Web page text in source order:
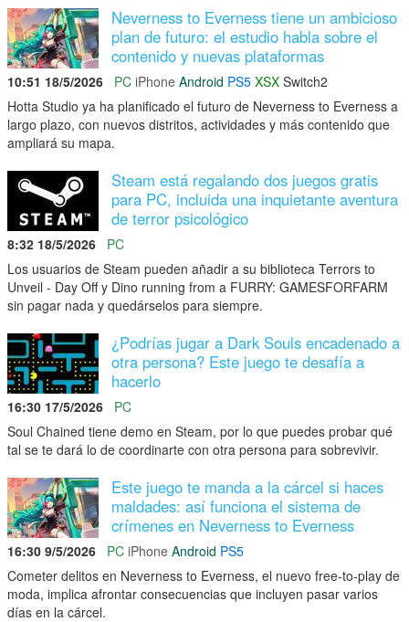
Neverness to Everness tiene un ambicioso
plan de futuro: el estudio habla sobre el
contenido y nuevas plataformas
10:51 18/5/2026 PC iPhone Android PS5 XSX Switch2
Hotta Studio ya ha planificado el futuro de Neverness to Everness a
largo plazo, con nuevos distritos, actividades y más contenido que
ampliará su mapa.
Steam está regalando dos juegos gratis
para PC, incluida una inquietante aventura
de terror psicológico
8:32 18/5/2026
PC
Los usuarios de Steam pueden añadir a su biblioteca Terrors to
Unveil - Day Off y Dino running from a FURRY: GAMESFORFARM
sin pagar nada y quedárselos para siempre.
¿Podrías jugar a Dark Souls encadenado a
otra persona? Este juego te desafía a
hacerlo
16:30 17/5/2026
PC
Soul Chained tiene demo en Steam, por lo que puedes probar qué
tal se te dará lo de coordinarte con otra persona para sobrevivir.
Este juego te manda a la cárcel si haces
maldades: así funciona el sistema de
crímenes en Neverness to Everness
16:30 9/5/2026 PC iPhone Android PS5
Cometer delitos en Neverness to Everness, el nuevo free-to-play de
moda, implica afrontar consecuencias que incluyen pasar varios
días en la cárcel.